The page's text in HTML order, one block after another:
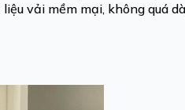
vải mềm mại, không quá